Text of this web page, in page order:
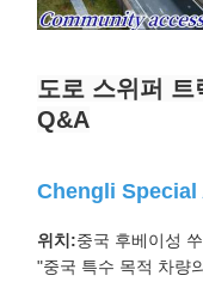
도로 스위퍼
Q&A
Chengli
위치:중국 후베이성
"중국 특수 목적 차량